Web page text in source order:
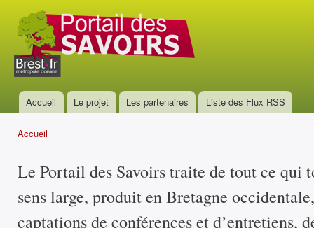
Portail
des
savoirs
Menu principal
Accueil Le projet Les partenaires Liste des Flux RSS
Accueil
Le Portail des Savoirs traite de tout ce qui
sens large, produit en Bretagne
captations de conférences et d’entretiens,